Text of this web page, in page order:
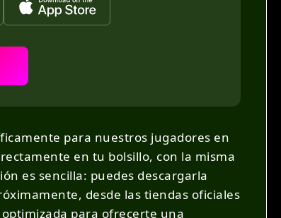
para nuestros jugadores en
en tu bolsillo, con la misma
es sencilla: puedes descargarla
desde las tiendas oficiales
para ofrecerte una